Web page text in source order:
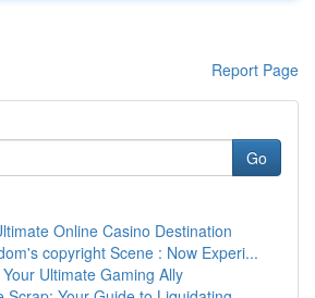
Report Page
Go
Online Casino Destination
copyright Scene : Now Experi...
Ultimate Gaming Ally